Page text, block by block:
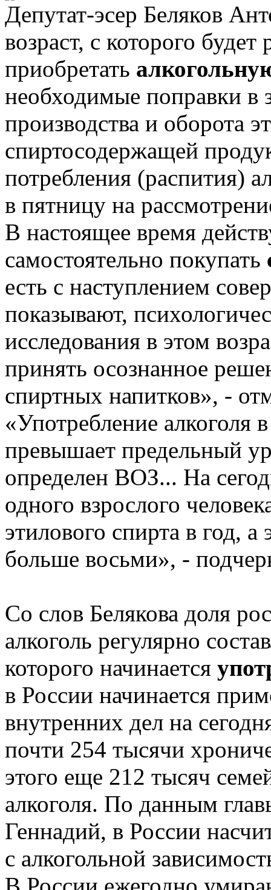
Депутат-эсер Беляков
возраст, с которого
приобретать
необходимые поправки в
производства и оборота
спиртосодержащей
потребления (распития)
в пятницу на
В настоящее время
самостоятельно покупать
есть с наступлением
показывают,
исследования в этом
принять осознанное
спиртных напитков», -
«Употребление алкоголя
превышает предельный
определен ВОЗ... На
одного взрослого
этилового спирта в год,
больше восьми», -
Со слов Белякова доля
алкоголь регулярно
которого начинается
в России начинается
внутренних дел на
почти 254 тысячи
этого еще 212 тысяч
алкоголя. По данным
Геннадий, в России
с алкогольной